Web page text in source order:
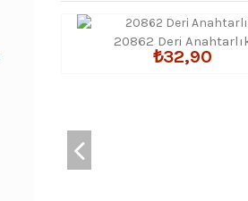
20862 Deri
₺32,90